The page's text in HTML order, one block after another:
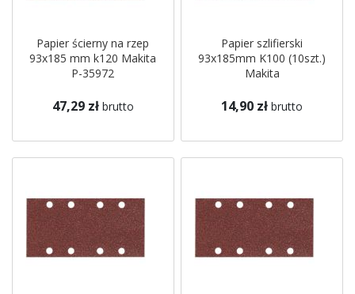
Papier ścierny na rzep
93x185 mm k120 Makita
P-35972
47,29 zł brutto
Papier szlifierski
93x185mm K100 (10szt.)
Makita
14,90 zł brutto